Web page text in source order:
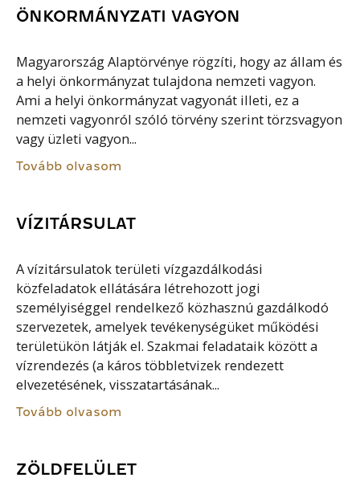
ÖNKORMÁNYZATI VAGYON
Magyarország Alaptörvénye rögzíti, hogy az állam és
a helyi önkormányzat tulajdona nemzeti vagyon.
Ami a helyi önkormányzat vagyonát illeti, ez a
nemzeti vagyonról szóló törvény szerint törzsvagyon
vagy üzleti vagyon...
Tovább olvasom
VÍZITÁRSULAT
A vízitársulatok területi vízgazdálkodási
közfeladatok ellátására létrehozott jogi
személyiséggel rendelkező közhasznú gazdálkodó
szervezetek, amelyek tevékenységüket működési
területükön látják el. Szakmai feladataik között a
vízrendezés (a káros többletvizek rendezett
elvezetésének, visszatartásának...
Tovább olvasom
ZÖLDFELÜLET